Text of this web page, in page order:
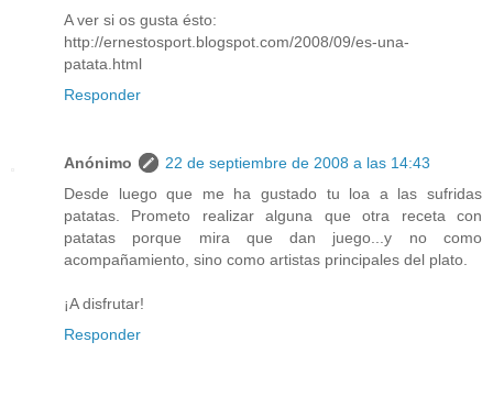
A ver si os gusta ésto:
http://ernestosport.blogspot.com/2008/09/es-una-
patata.html
Responder
Anónimo
22 de septiembre de 2008 a las 14:43
Desde luego que me ha gustado tu loa a las sufridas
patatas. Prometo realizar alguna que otra receta con
patatas porque mira que dan juego...y no como
acompañamiento, sino como artistas principales del plato.
¡A disfrutar!
Responder